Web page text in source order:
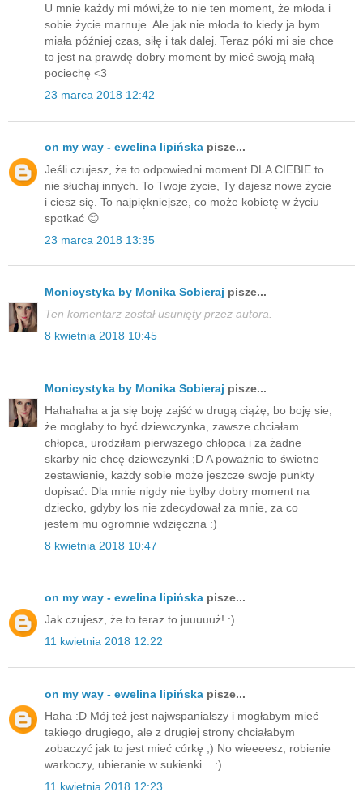
U mnie każdy mi mówi,że to nie ten moment, że młoda i
sobie życie marnuje. Ale jak nie młoda to kiedy ja bym
miała później czas, siłę i tak dalej. Teraz póki mi sie chce
to jest na prawdę dobry moment by mieć swoją małą
pociechę <3
23 marca 2018 12:42
on my way - ewelina lipińska pisze...
Jeśli czujesz, że to odpowiedni moment DLA CIEBIE to
nie słuchaj innych. To Twoje życie, Ty dajesz nowe życie
i ciesz się. To najpiękniejsze, co może kobietę w życiu
spotkać 😊
23 marca 2018 13:35
Monicystyka by Monika Sobieraj pisze...
Ten komentarz został usunięty przez autora.
8 kwietnia 2018 10:45
Monicystyka by Monika Sobieraj pisze...
Hahahaha a ja się boję zajść w drugą ciążę, bo boję sie,
że mogłaby to być dziewczynka, zawsze chciałam
chłopca, urodziłam pierwszego chłopca i za żadne
skarby nie chcę dziewczynki ;D A poważnie to świetne
zestawienie, każdy sobie może jeszcze swoje punkty
dopisać. Dla mnie nigdy nie byłby dobry moment na
dziecko, gdyby los nie zdecydował za mnie, za co
jestem mu ogromnie wdzięczna :)
8 kwietnia 2018 10:47
on my way - ewelina lipińska pisze...
Jak czujesz, że to teraz to juuuuuż! :)
11 kwietnia 2018 12:22
on my way - ewelina lipińska pisze...
Haha :D Mój też jest najwspanialszy i mogłabym mieć
takiego drugiego, ale z drugiej strony chciałabym
zobaczyć jak to jest mieć córkę ;) No wieeeesz, robienie
warkoczy, ubieranie w sukienki... :)
11 kwietnia 2018 12:23